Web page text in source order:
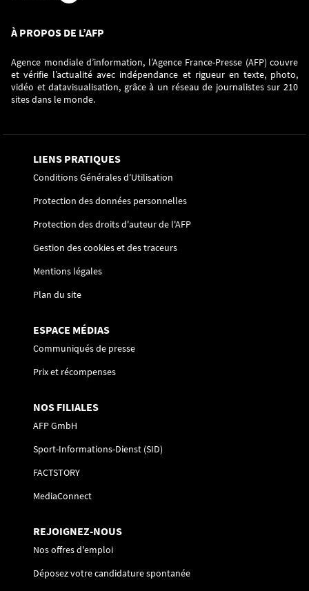
À PROPOS DE L’AFP
Agence mondiale d’information, l’Agence France-Presse (AFP) couvre
et vérifie l’actualité avec indépendance et rigueur en texte, photo,
vidéo et datavisualisation, grâce à un réseau de journalistes sur 210
sites dans le monde.
LIENS PRATIQUES
Conditions Générales d’Utilisation
Protection des données personnelles
Protection des droits d'auteur de l'AFP
Gestion des cookies et des traceurs
Mentions légales
Plan du site
ESPACE MÉDIAS
Communiqués de presse
Prix et récompenses
NOS FILIALES
AFP GmbH
Sport-Informations-Dienst (SID)
FACTSTORY
MediaConnect
REJOIGNEZ-NOUS
Nos offres d'emploi
Déposez votre candidature spontanée